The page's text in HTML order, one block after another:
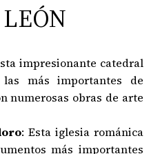
impresionante catedral
más importantes de
numerosas obras de arte
: Esta iglesia románica
más importantes